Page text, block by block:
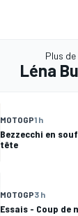
Plus de
Léna
MOTOGP1 h
Bezzecchi en
tête
MOTOGP3 h
Essais - Coup de